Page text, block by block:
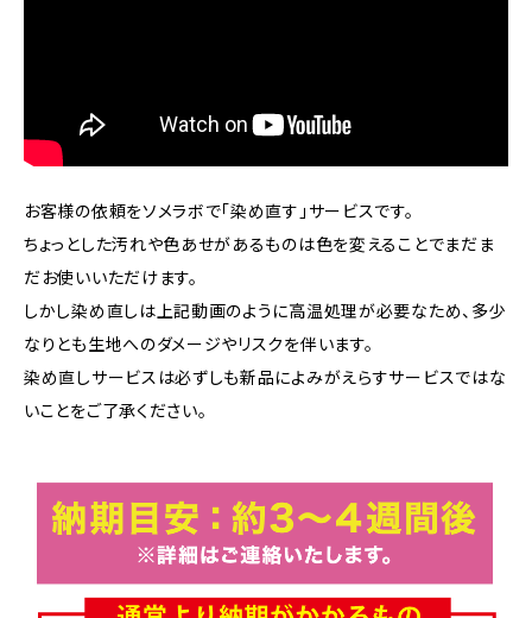
お客様の依頼をソメラボで「染め直す」サービスです。
ちょっとした汚れや色あせがあるものは色を変えることでまだま
だお使いいただけます。
しかし染め直しは上記動画のように高温処理が必要なため、多少
なりとも生地へのダメージやリスクを伴います。
染め直しサービスは必ずしも新品によみがえらすサービスではな
いことをご了承ください。